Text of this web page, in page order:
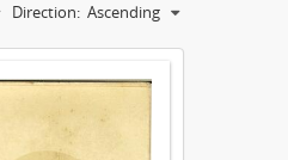
Direction: Ascending